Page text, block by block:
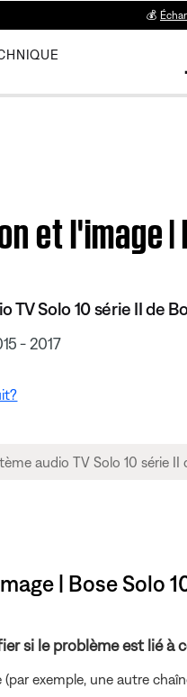
💰
et l'image
TV Solo 10 série II de
- 2017
| Bose Solo
si le problème est lié à
exemple, une autre